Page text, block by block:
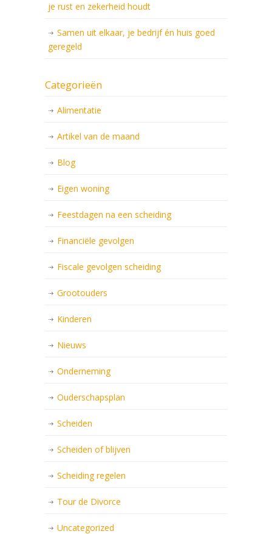
je rust en zekerheid houdt
Samen uit elkaar, je bedrijf én huis goed
geregeld
Categorieën
Alimentatie
Artikel van de maand
Blog
Eigen woning
Feestdagen na een scheiding
Financiële gevolgen
Fiscale gevolgen scheiding
Grootouders
Kinderen
Nieuws
Onderneming
Ouderschapsplan
Scheiden
Scheiden of blijven
Scheiding regelen
Tour de Divorce
Uncategorized